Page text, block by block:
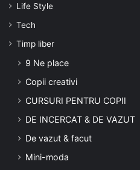
Life Style
Tech
Timp liber
9 Ne place
Copii creativi
CURSURI PENTRU COPII
DE INCERCAT & DE VAZUT
De vazut & facut
Mini-moda